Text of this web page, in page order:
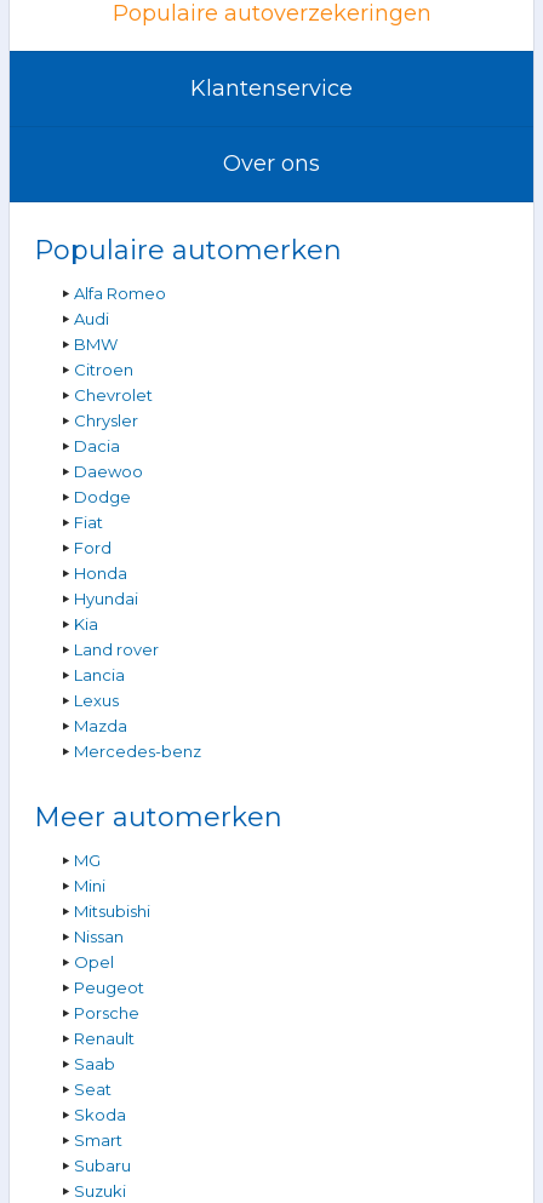
Populaire autoverzekeringen
Klantenservice
Over ons
Populaire automerken
Alfa Romeo
Audi
BMW
Citroen
Chevrolet
Chrysler
Dacia
Daewoo
Dodge
Fiat
Ford
Honda
Hyundai
Kia
Land rover
Lancia
Lexus
Mazda
Mercedes-benz
Meer automerken
MG
Mini
Mitsubishi
Nissan
Opel
Peugeot
Porsche
Renault
Saab
Seat
Skoda
Smart
Subaru
Suzuki